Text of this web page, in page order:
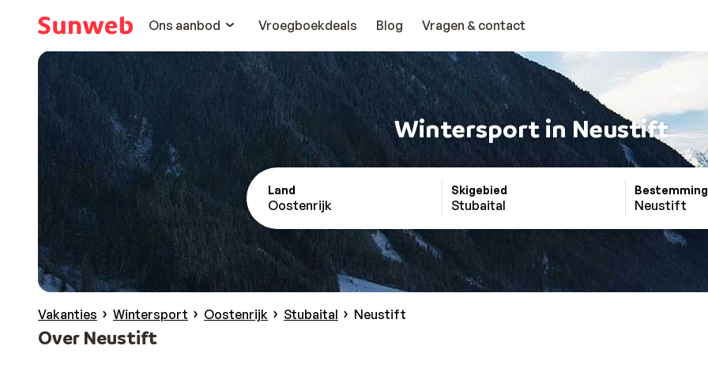
Ons aanbod
Vroegboekdeals Blog Vragen & contact
Wintersport in Neustift
Land
Oostenrijk
Skigebied
Stubaital
Bestemming
Neustift
Vakanties Wintersport Oostenrijk Stubaital Neustift
Over Neustift